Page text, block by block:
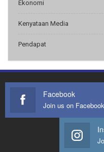
Ekonomi
Kenyataan Media
Pendapat
Facebook
Join us on Facebook